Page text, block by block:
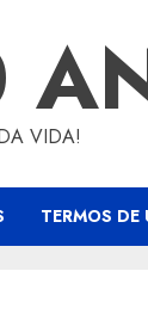
VIDA!
TERMOS DE